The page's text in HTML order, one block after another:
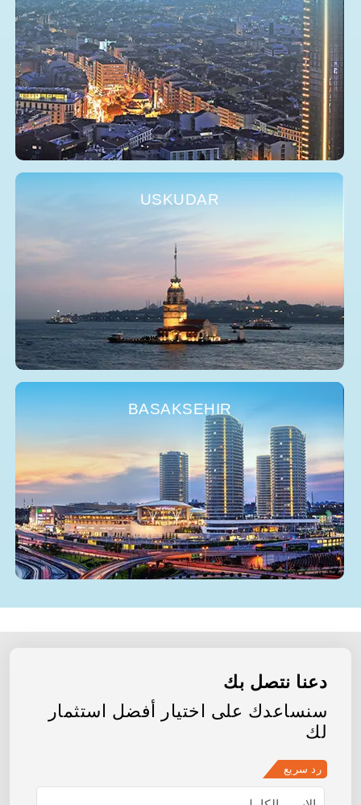
USKUDAR
BASAKSEHIR
دعنا نتصل بك
سنساعدك على اختيار أفضل استثمار
لك
رد سريع